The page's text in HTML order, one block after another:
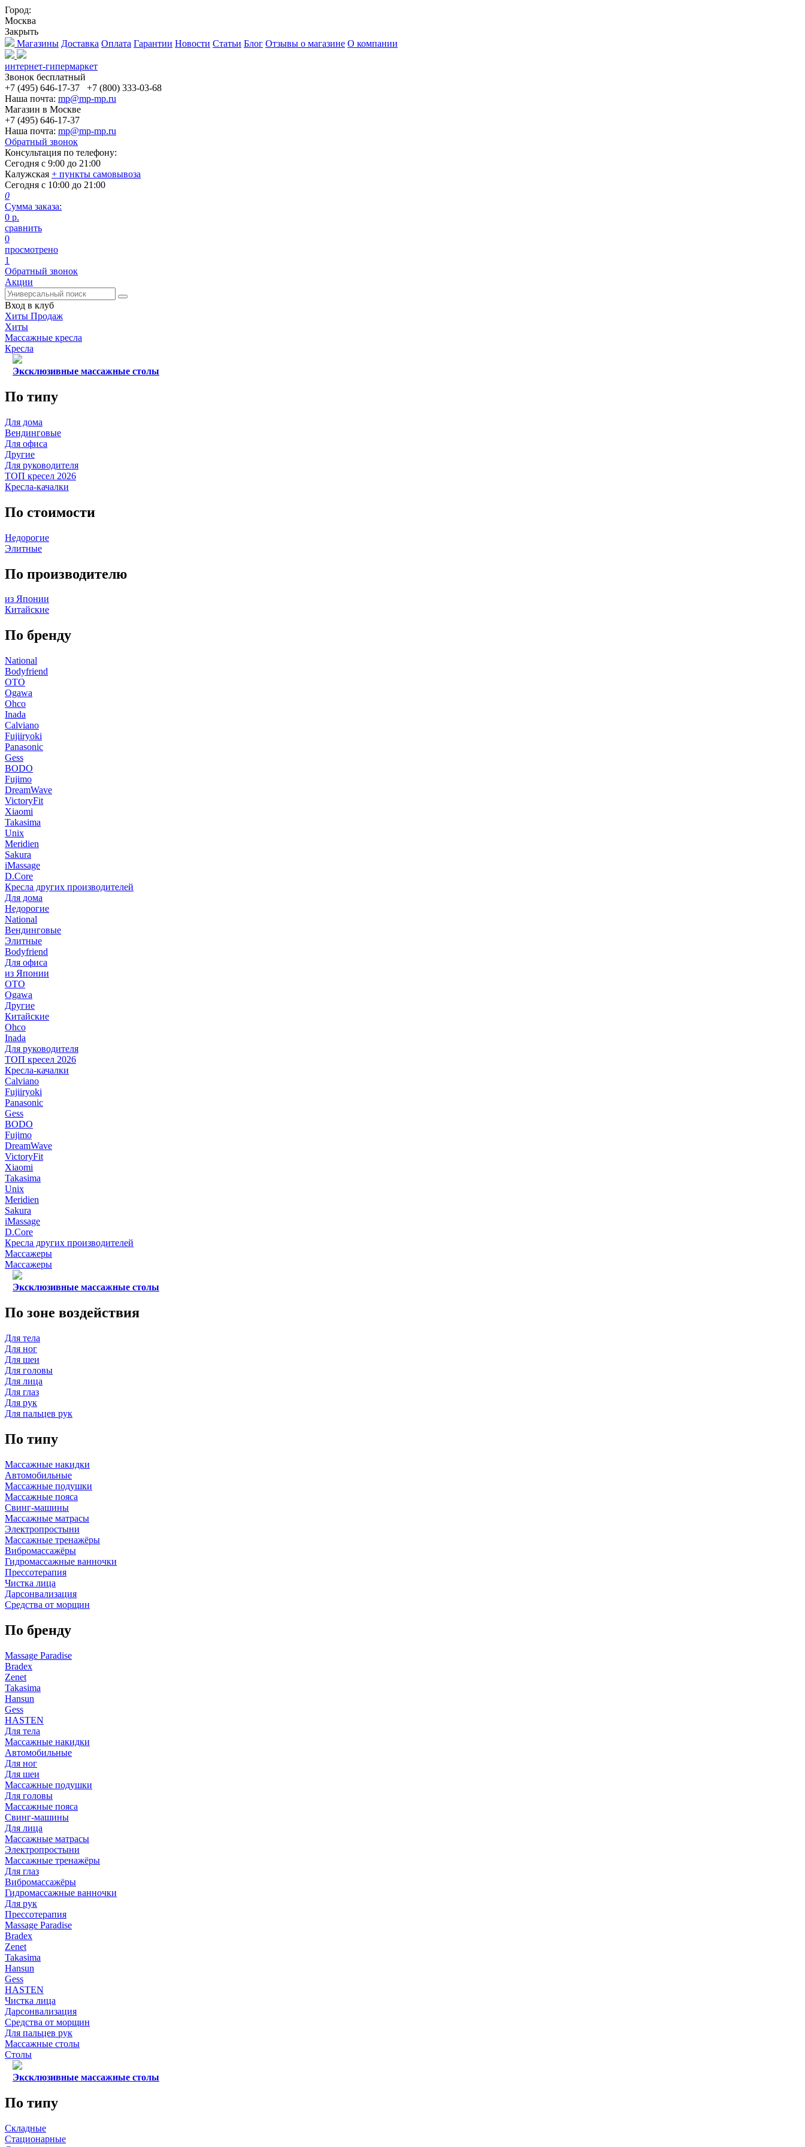
Город:
Москва
Закрыть
Магазины Доставка Оплата Гарантии Новости Статьи Блог Отзывы о магазине О компании
интернет-гипермаркет
Звонок бесплатный
+7 (495) 646-17-37
+7 (800) 333-03-68
Наша почта: mp@mp-mp.ru
Магазин в Москве
+7 (495) 646-17-37
Наша почта: mp@mp-mp.ru
Обратный звонок
Консультация по телефону:
Сегодня с 9:00 до 21:00
Калужская + пункты самовывоза
Сегодня с 10:00 до 21:00
0
Сумма заказа:
0 р.
сравнить
0
просмотрено
1
Обратный звонок
Акции
Вход в клуб
Хиты Продаж
Хиты
Массажные кресла
Кресла
Эксклюзивные массажные столы
По типу
Для дома
Вендинговые
Для офиса
Другие
Для руководителя
ТОП кресел 2026
Кресла-качалки
По стоимости
Недорогие
Элитные
По производителю
из Японии
Китайские
По бренду
National
Bodyfriend
OTO
Ogawa
Ohco
Inada
Calviano
Fujiiryoki
Panasonic
Gess
BODO
Fujimo
DreamWave
VictoryFit
Xiaomi
Takasima
Unix
Meridien
Sakura
iMassage
D.Core
Кресла других производителей
Для дома
Недорогие
National
Вендинговые
Элитные
Bodyfriend
Для офиса
из Японии
OTO
Ogawa
Другие
Китайские
Ohco
Inada
Для руководителя
ТОП кресел 2026
Кресла-качалки
Calviano
Fujiiryoki
Panasonic
Gess
BODO
Fujimo
DreamWave
VictoryFit
Xiaomi
Takasima
Unix
Meridien
Sakura
iMassage
D.Core
Кресла других производителей
Массажеры
Массажеры
Эксклюзивные массажные столы
По зоне воздействия
Для тела
Для ног
Для шеи
Для головы
Для лица
Для глаз
Для рук
Для пальцев рук
По типу
Массажные накидки
Автомобильные
Массажные подушки
Массажные пояса
Свинг-машины
Массажные матрасы
Электропростыни
Массажные тренажёры
Вибромассажёры
Гидромассажные ванночки
Прессотерапия
Чистка лица
Дарсонвализация
Средства от морщин
По бренду
Massage Paradise
Bradex
Zenet
Takasima
Hansun
Gess
HASTEN
Для тела
Массажные накидки
Автомобильные
Для ног
Для шеи
Массажные подушки
Для головы
Массажные пояса
Свинг-машины
Для лица
Массажные матрасы
Электропростыни
Массажные тренажёры
Для глаз
Вибромассажёры
Гидромассажные ванночки
Для рук
Прессотерапия
Massage Paradise
Bradex
Zenet
Takasima
Hansun
Gess
HASTEN
Чистка лица
Дарсонвализация
Средства от морщин
Для пальцев рук
Массажные столы
Столы
Эксклюзивные массажные столы
По типу
Складные
Стационарные